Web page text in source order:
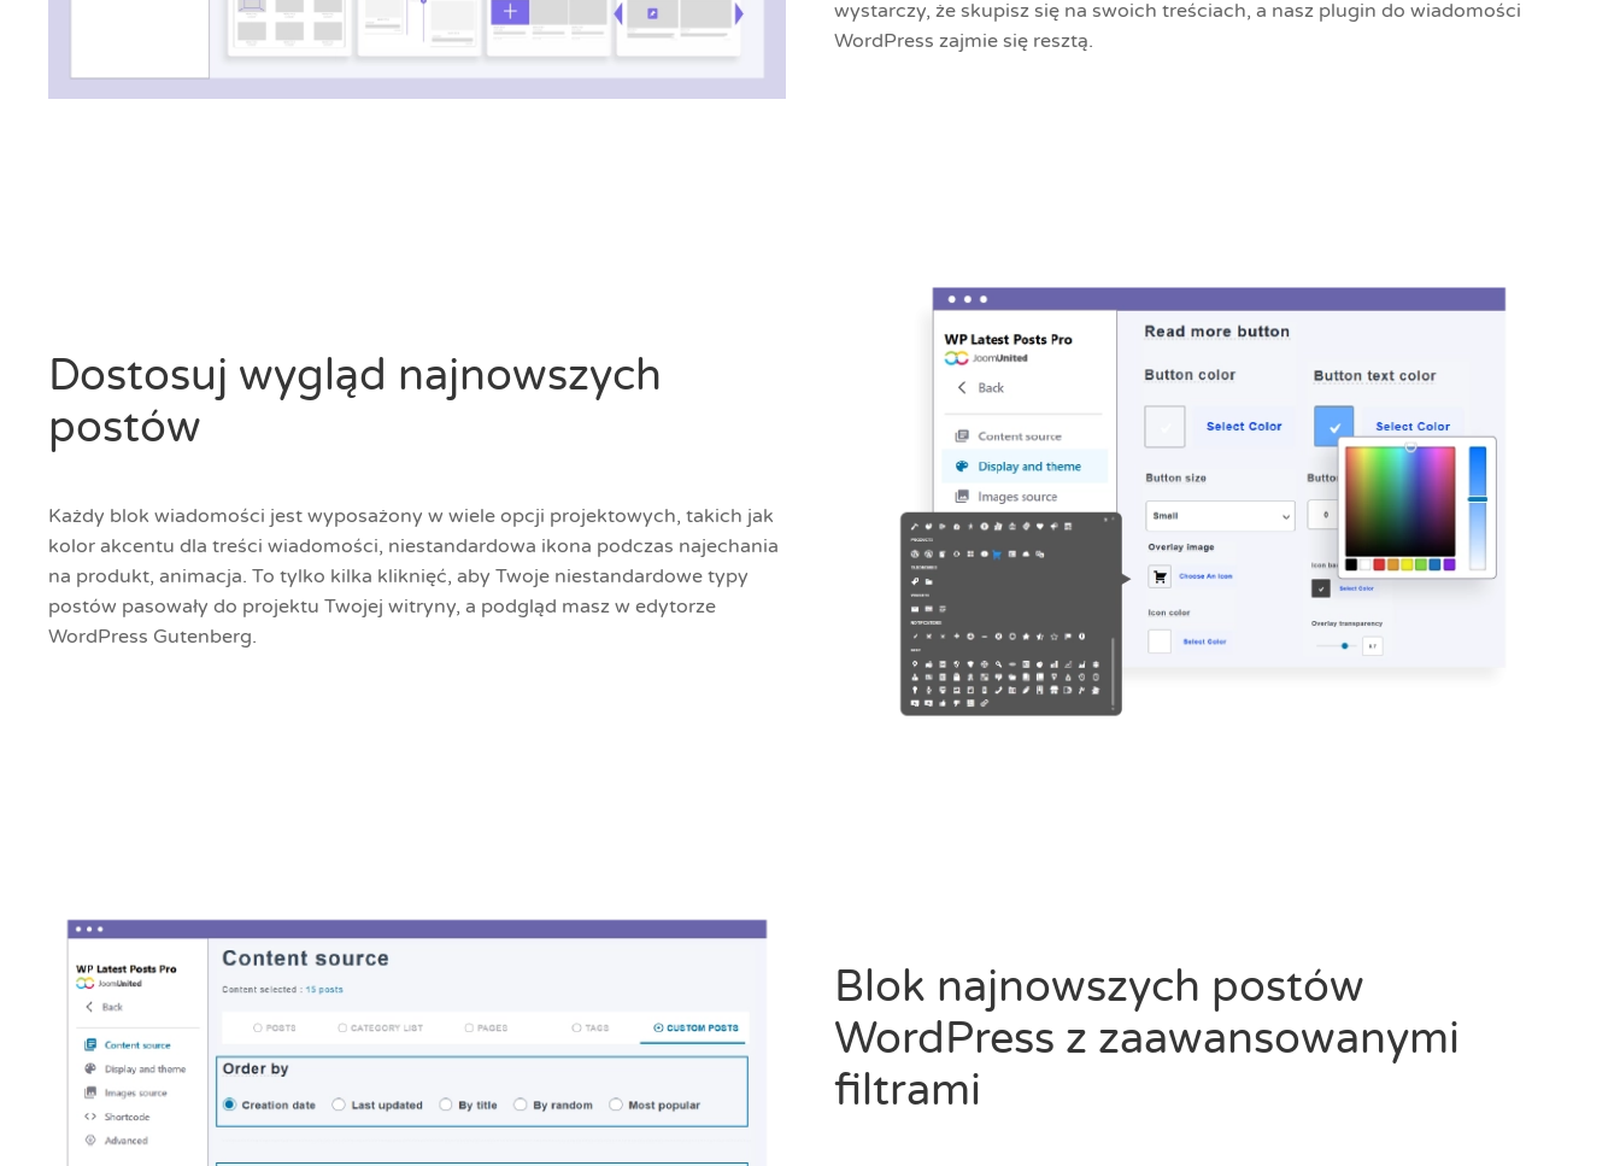
wystarczy, że skupisz się na swoich treściach, a nasz plugin do wiadomości
WordPress zajmie się resztą.
Dostosuj wygląd najnowszych
postów
Każdy blok wiadomości jest wyposażony w wiele opcji projektowych, takich jak
kolor akcentu dla treści wiadomości, niestandardowa ikona podczas najechania
na produkt, animacja. To tylko kilka kliknięć, aby Twoje niestandardowe typy
postów pasowały do projektu Twojej witryny, a podgląd masz w edytorze
WordPress Gutenberg.
Blok najnowszych postów
WordPress z zaawansowanymi
filtrami